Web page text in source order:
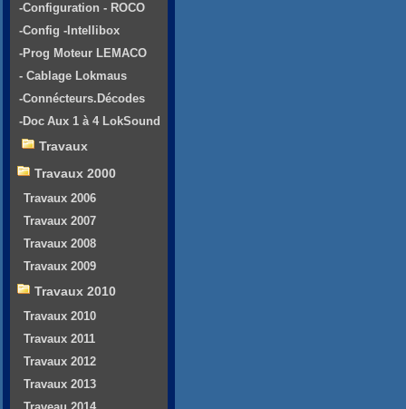
-Configuration - ROCO
-Config -Intellibox
-Prog Moteur LEMACO
- Cablage Lokmaus
-Connécteurs.Décodes
-Doc Aux 1 à 4 LokSound
Travaux
Travaux 2000
Travaux 2006
Travaux 2007
Travaux 2008
Travaux 2009
Travaux 2010
Travaux 2010
Travaux 2011
Travaux 2012
Travaux 2013